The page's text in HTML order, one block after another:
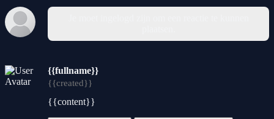
{{fullname}}
{{created}}
{{content}}